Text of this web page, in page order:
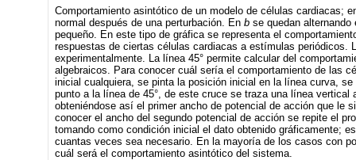
Comportamiento asintótico de un modelo de células cardiacas;
normal después de una perturbación. En b se quedan alternando
pequeño. En este tipo de gráfica se representa el
respuestas de ciertas células cardiacas a estímulas periódicos.
experimentalmente. La línea 45° permite calcular del
algebraicos. Para conocer cuál sería el comportamiento de las
inicial cualquiera, se pinta la posición inicial en la línea curva,
punto a la línea de 45°, de este cruce se traza una línea vertical
obteniéndose así el primer ancho de potencial de acción que le
conocer el ancho del segundo potencial de acción se repite el
tomando como condición inicial el dato obtenido gráficamente;
cuantas veces sea necesario. En la mayoría de los casos con
cuál será el comportamiento asintótico del sistema.